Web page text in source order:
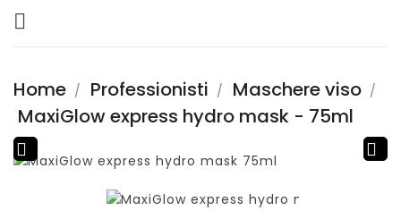

Home Professionisti
Maschere viso
MaxiGlow express hydro mask - 75ml
 